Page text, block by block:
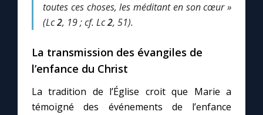
toutes ces choses, les méditant en son cœur »
(Lc2, 19 ; cf. Lc2, 51).
La transmission des évangiles de
l’enfance du Christ
La tradition de l’Église croit que Marie a
témoigné des événements de l’enfance